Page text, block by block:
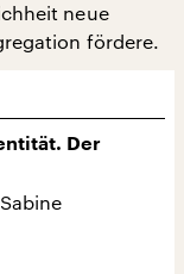
neue
fördere.
Der